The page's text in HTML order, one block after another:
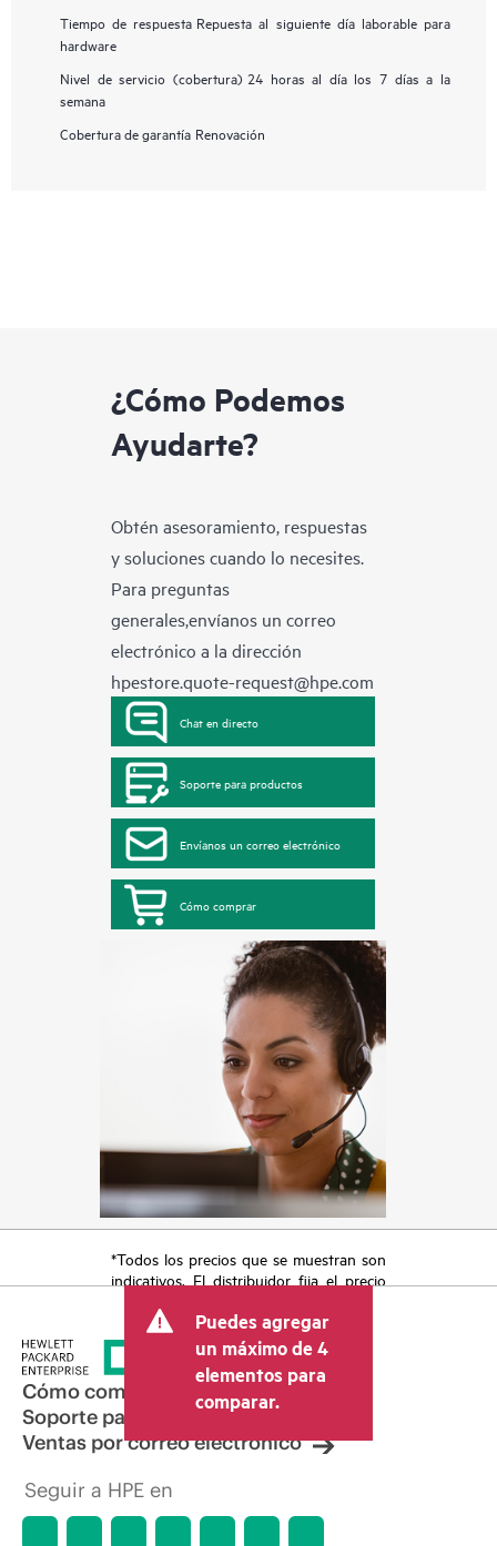
Tiempo de respuesta Repuesta al siguiente día laborable para
hardware
Nivel de servicio (cobertura) 24 horas al día los 7 días a la
semana
Cobertura de garantía Renovación
¿Cómo Podemos
Ayudarte?
Obtén asesoramiento, respuestas
y soluciones cuando lo necesites.
Para preguntas
generales,envíanos un correo
electrónico a la dirección
hpestore.quote-request@hpe.com
Chat en directo
Soporte para productos
Envíanos un correo electrónico
Cómo comprar
*Todos los precios que se muestran son
indicativos. El distribuidor fija el precio
otros conceptos, como los impuestos a
la venta, el IVA y el envío. El precio de la
transacción que establece el distribuidor
puede variar con respecto a otros
distribuidores y al precio indicativo
mostrado. El precio indicativo puede
incluir ofertas promocionales por tiempo
hacer ajustes de precios en cualquier
Puedes agregar
un máximo de 4
elementos para
comparar.
Cómo comprar
Soporte para productos
Ventas por correo electrónico
Seguir a HPE en